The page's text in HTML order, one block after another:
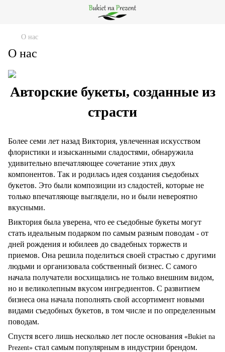
О нас
О нас
Авторские букеты, созданные из
страсти
Более семи лет назад Виктория, увлеченная искусством
флористики и изысканными сладостями, обнаружила
удивительно впечатляющее сочетание этих двух
компонентов. Так и родилась идея создания съедобных
букетов. Это были композиции из сладостей, которые не
только впечатляюще выглядели, но и были невероятно
вкусными.
Виктория была уверена, что ее съедобные букеты могут
стать идеальным подарком по самым разным поводам - от
дней рождения и юбилеев до свадебных торжеств и
приемов. Она решила поделиться своей страстью с другими
людьми и организовала собственный бизнес. С самого
начала получатели восхищались не только внешним видом,
но и великолепным вкусом ингредиентов. С развитием
бизнеса она начала пополнять свой ассортимент новыми
видами съедобных букетов, в том числе и по определенным
поводам.
Спустя всего лишь несколько лет после основания «Bukiet na
Prezent» стал самым популярным в индустрии брендом.